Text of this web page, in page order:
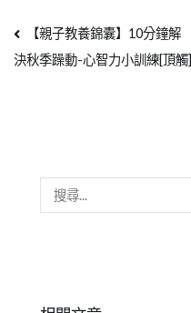
【親子教養錦囊】10分鐘解
決秋季躁動-心智力小訓練[頂觸]